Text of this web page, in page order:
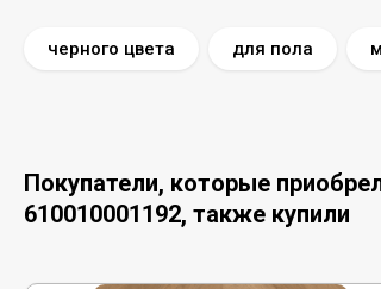
черного цвета для пола
Покупатели, которые
610010001192, также купили